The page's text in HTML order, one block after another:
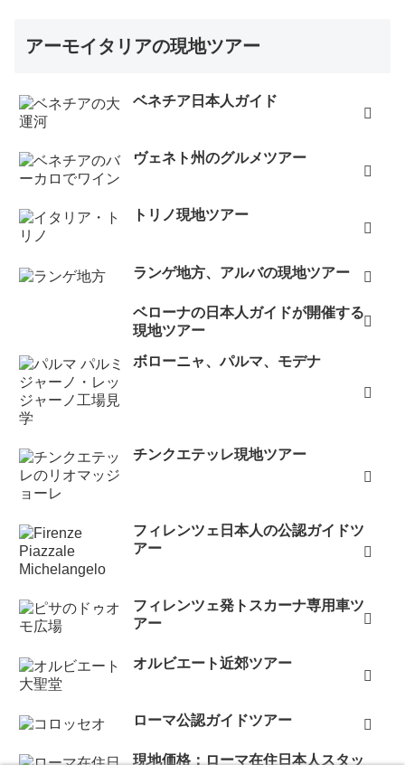
アーモイタリアの現地ツアー
ベネチア日本人ガイド
ヴェネト州のグルメツアー
トリノ現地ツアー
ランゲ地方、アルバの現地ツアー
ベローナの日本人ガイドが開催する
現地ツアー
ボローニャ、パルマ、モデナ
チンクエテッレ現地ツアー
フィレンツェ日本人の公認ガイドツ
アー
フィレンツェ発トスカーナ専用車ツ
アー
オルビエート近郊ツアー
ローマ公認ガイドツアー
現地価格：ローマ在住日本人スタッ